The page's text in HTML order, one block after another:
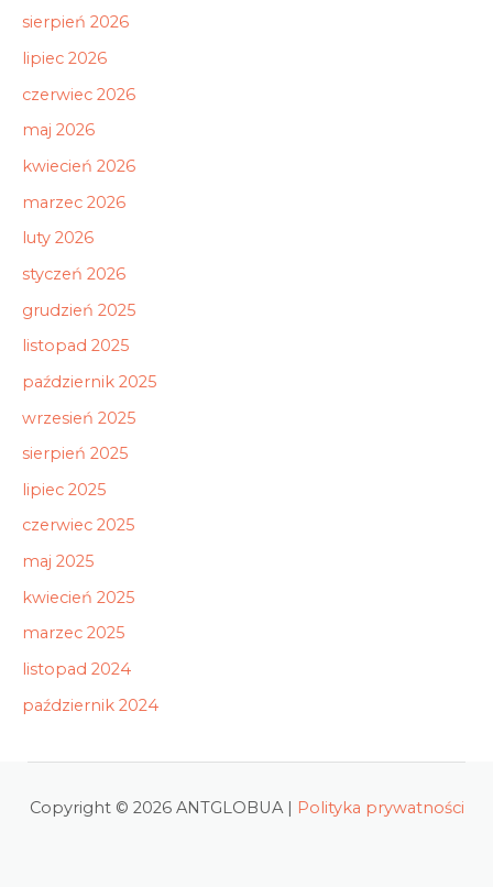
sierpień 2026
lipiec 2026
czerwiec 2026
maj 2026
kwiecień 2026
marzec 2026
luty 2026
styczeń 2026
grudzień 2025
listopad 2025
październik 2025
wrzesień 2025
sierpień 2025
lipiec 2025
czerwiec 2025
maj 2025
kwiecień 2025
marzec 2025
listopad 2024
październik 2024
Copyright © 2026 ANTGLOBUA | Polityka prywatności